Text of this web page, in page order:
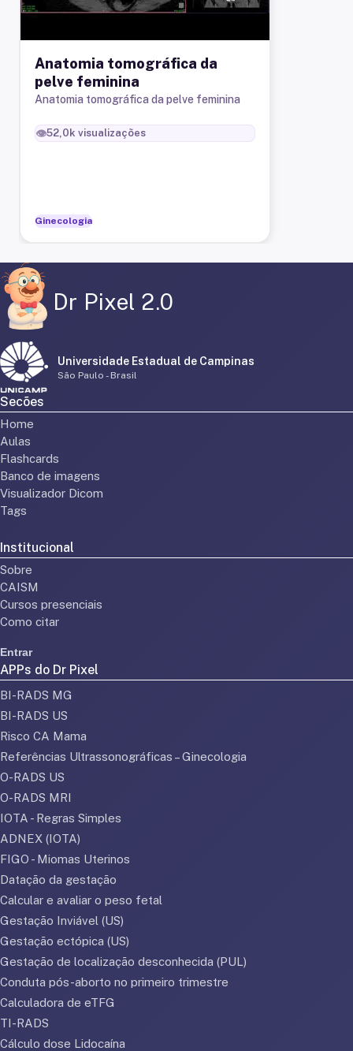
Anatomia tomográfica da
pelve feminina
Anatomia tomográfica da pelve feminina
👁️52,0k visualizações
Ginecologia
Dr Pixel 2.0
Universidade Estadual de Campinas
São Paulo - Brasil
Secões
Home
Aulas
Flashcards
Banco de imagens
Visualizador Dicom
Tags
Institucional
Sobre
CAISM
Cursos presenciais
Como citar
Entrar
APPs do Dr Pixel
BI-RADS MG
BI-RADS US
Risco CA Mama
Referências Ultrassonográficas – Ginecologia
O-RADS US
O-RADS MRI
IOTA - Regras Simples
ADNEX (IOTA)
FIGO - Miomas Uterinos
Datação da gestação
Calcular e avaliar o peso fetal
Gestação Inviável (US)
Gestação ectópica (US)
Gestação de localização desconhecida (PUL)
Conduta pós-aborto no primeiro trimestre
Calculadora de eTFG
TI-RADS
Cálculo dose Lidocaína